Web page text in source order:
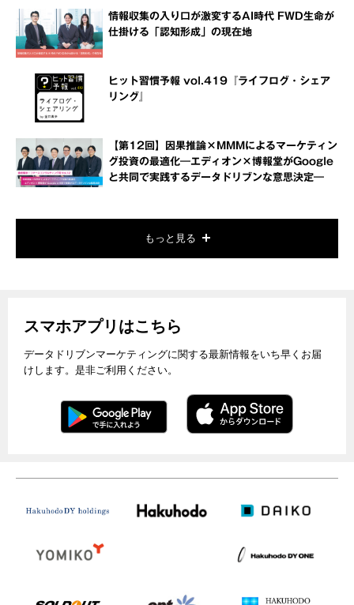
情報収集の入り口が激変するAI時代 FWD生命が
仕掛ける「認知形成」の現在地
ヒット習慣予報 vol.419『ライフログ・シェア
リング』
【第12回】因果推論×MMMによるマーケティン
グ投資の最適化―エディオン×博報堂がGoogle
と共同で実践するデータドリブンな意思決定―
もっと見る
スマホアプリはこちら
データドリブンマーケティングに関する最新情報をいち早くお届
けします。是非ご利用ください。